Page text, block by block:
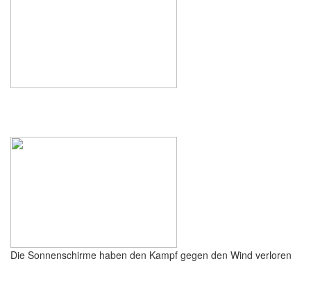
Die Sonnenschirme haben den Kampf gegen den Wind verloren